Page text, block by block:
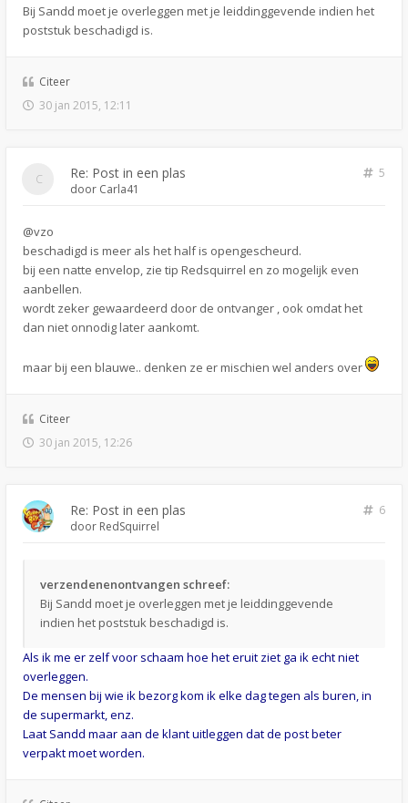
Bij Sandd moet je overleggen met je leiddinggevende indien het
poststuk beschadigd is.
Citeer
30 jan 2015, 12:11
Re: Post in een plas
5
door Carla41
@vzo
beschadigd is meer als het half is opengescheurd.
bij een natte envelop, zie tip Redsquirrel en zo mogelijk even
aanbellen.
wordt zeker gewaardeerd door de ontvanger , ook omdat het
dan niet onnodig later aankomt.
maar bij een blauwe.. denken ze er mischien wel anders over
Citeer
30 jan 2015, 12:26
Re: Post in een plas
6
door RedSquirrel
verzendenenontvangen schreef:
Bij Sandd moet je overleggen met je leiddinggevende
indien het poststuk beschadigd is.
Als ik me er zelf voor schaam hoe het eruit ziet ga ik echt niet
overleggen.
De mensen bij wie ik bezorg kom ik elke dag tegen als buren, in
de supermarkt, enz.
Laat Sandd maar aan de klant uitleggen dat de post beter
verpakt moet worden.